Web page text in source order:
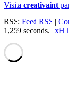
Visita creativaint
RSS: Feed RSS |
1,259 seconds. |